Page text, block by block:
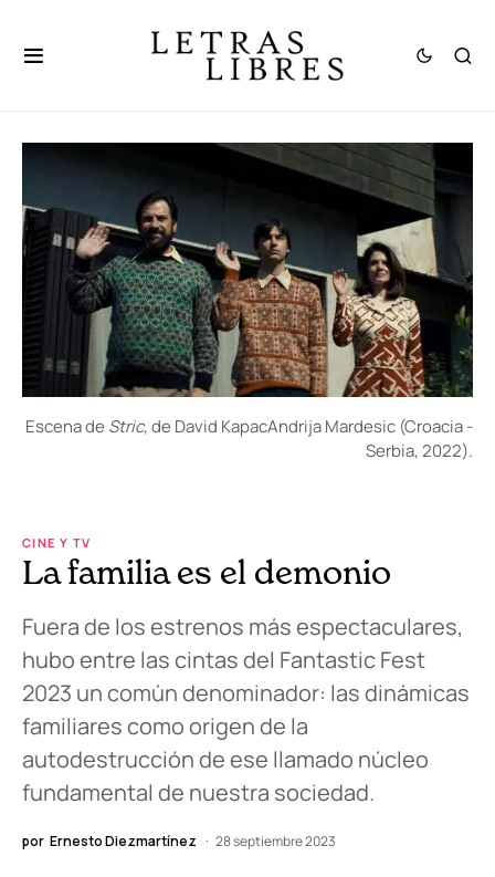
Escena de Stric, de David KapacAndrija Mardesic (Croacia -
Serbia, 2022).
CINE Y TV
La familia es el demonio
Fuera de los estrenos más espectaculares,
hubo entre las cintas del Fantastic Fest
2023 un común denominador: las dinámicas
familiares como origen de la
autodestrucción de ese llamado núcleo
fundamental de nuestra sociedad.
por Ernesto Diezmartínez 28 septiembre 2023